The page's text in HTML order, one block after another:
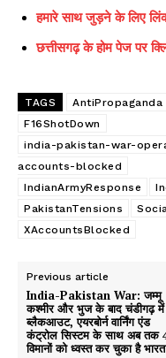
हमारे साथ जुड़ने के लिए
छत्तीसगढ़ के होम पेज पर
TAGS AntiPropaganda
F16ShotDown
india-pakistan-war-
accounts-blocked
IndianArmyResponse
PakistanTensions
XAccountsBlocked
Previous article
India-Pakistan War: जम्मू
कश्मीर और भुज के बाद चंडीगढ़ में
ब्लैकआउट, एयरबोर्न वार्निंग एंड
कंट्रोल सिस्टम के साथ अब तक
विमानों को ध्वस्त कर चुका है भारत